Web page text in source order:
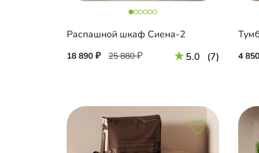
Распашной шкаф Сиена-2
18 890 25 880 5.0 (7) 4 850